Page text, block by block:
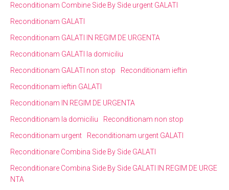
Reconditionam Combine Side By Side urgent GALATI
Reconditionam GALATI
Reconditionam GALATI IN REGIM DE URGENTA
Reconditionam GALATI la domiciliu
Reconditionam GALATI non stop
Reconditionam ieftin
Reconditionam ieftin GALATI
Reconditionam IN REGIM DE URGENTA
Reconditionam la domiciliu
Reconditionam non stop
Reconditionam urgent
Reconditionam urgent GALATI
Reconditionare Combina Side By Side GALATI
Reconditionare Combina Side By Side GALATI IN REGIM DE URGE
NTA